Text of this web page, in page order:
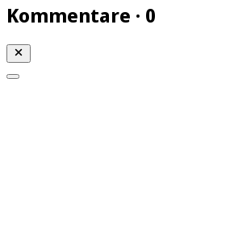
Kommentare · 0